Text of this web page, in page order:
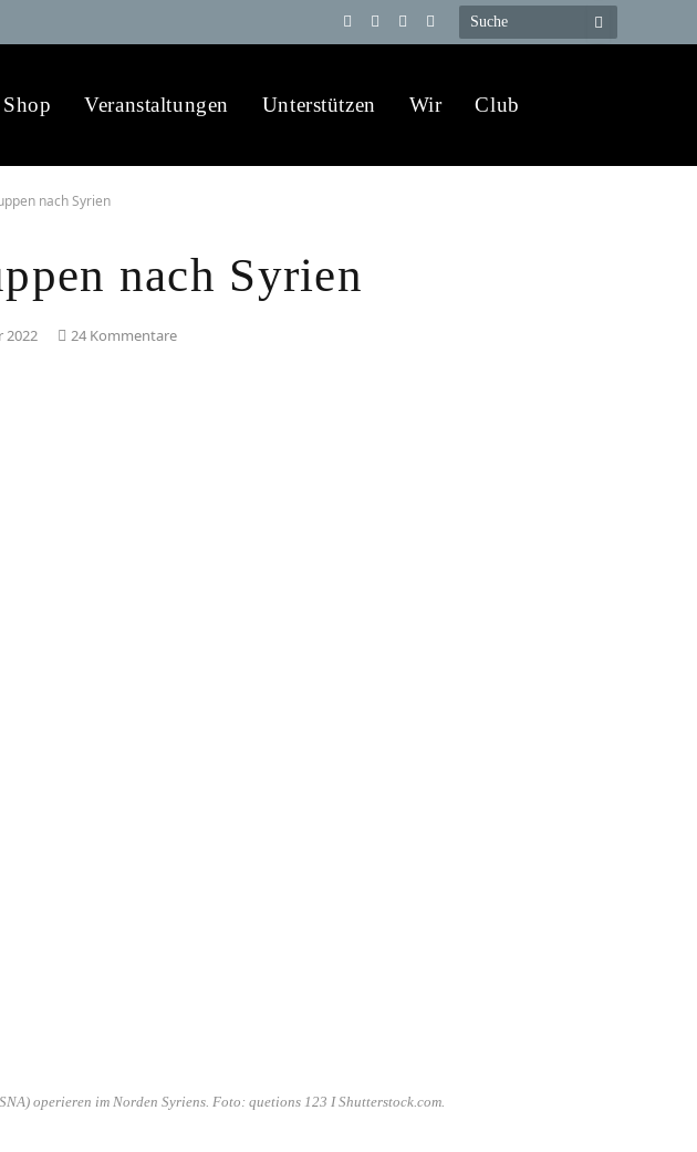
Telegram
YouTube
X
WhatsApp
Shop Veranstaltungen Unterstützen Wir Club
nach Syrien
nach Syrien
2022 24 Kommentare
operieren im Norden Syriens. Foto: quetions 123 I Shutterstock.com.